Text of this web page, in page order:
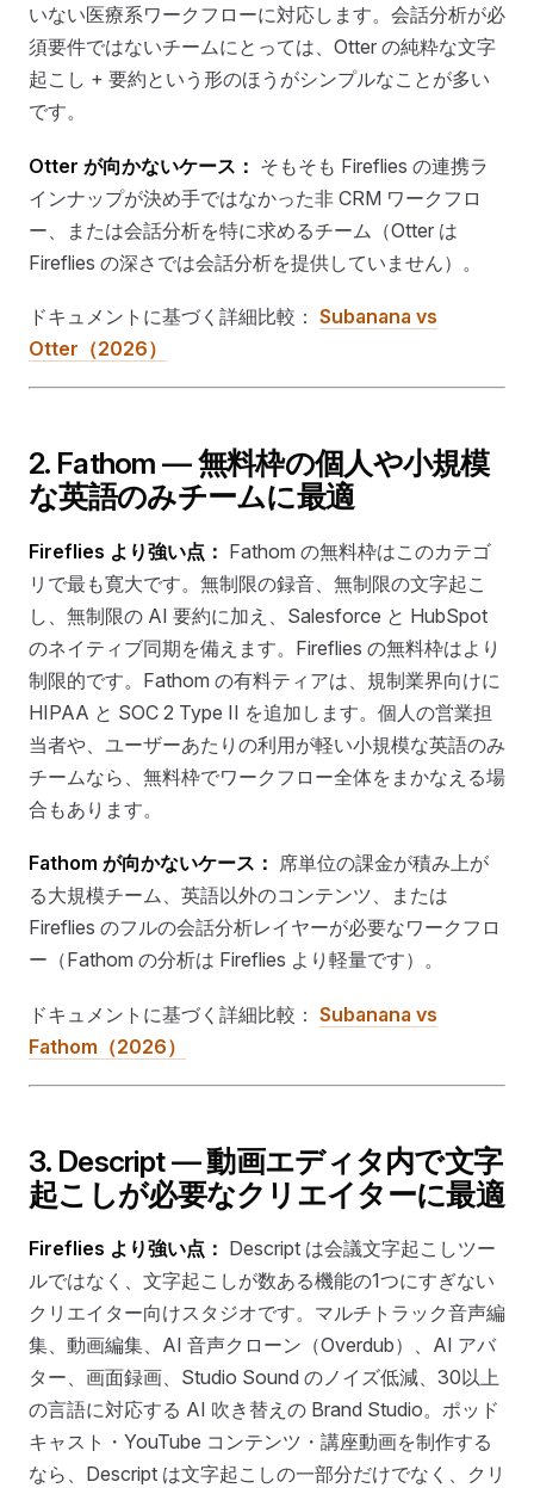
いない医療系ワークフローに対応します。会話分析が必
須要件ではないチームにとっては、Otter の純粋な文字
起こし + 要約という形のほうがシンプルなことが多い
です。
Otter が向かないケース： そもそも Fireflies の連携ラ
インナップが決め手ではなかった非 CRM ワークフロ
ー、または会話分析を特に求めるチーム（Otter は
Fireflies の深さでは会話分析を提供していません）。
ドキュメントに基づく詳細比較： Subanana vs
Otter（2026）
2. Fathom — 無料枠の個人や小規模
な英語のみチームに最適
Fireflies より強い点： Fathom の無料枠はこのカテゴ
リで最も寛大です。無制限の録音、無制限の文字起こ
し、無制限の AI 要約に加え、Salesforce と HubSpot
のネイティブ同期を備えます。Fireflies の無料枠はより
制限的です。Fathom の有料ティアは、規制業界向けに
HIPAA と SOC 2 Type II を追加します。個人の営業担
当者や、ユーザーあたりの利用が軽い小規模な英語のみ
チームなら、無料枠でワークフロー全体をまかなえる場
合もあります。
Fathom が向かないケース： 席単位の課金が積み上が
る大規模チーム、英語以外のコンテンツ、または
Fireflies のフルの会話分析レイヤーが必要なワークフロ
ー（Fathom の分析は Fireflies より軽量です）。
ドキュメントに基づく詳細比較： Subanana vs
Fathom（2026）
3. Descript — 動画エディタ内で文字
起こしが必要なクリエイターに最適
Fireflies より強い点： Descript は会議文字起こしツー
ルではなく、文字起こしが数ある機能の1つにすぎない
クリエイター向けスタジオです。マルチトラック音声編
集、動画編集、AI 音声クローン（Overdub）、AI アバ
ター、画面録画、Studio Sound のノイズ低減、30以上
の言語に対応する AI 吹き替えの Brand Studio。ポッド
キャスト・YouTube コンテンツ・講座動画を制作する
なら、Descript は文字起こしの一部分だけでなく、クリ